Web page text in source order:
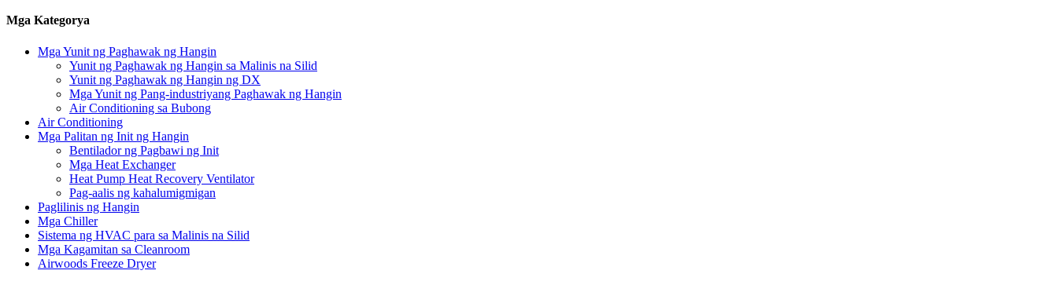
Mga Kategorya
Mga Yunit ng Paghawak ng Hangin
Yunit ng Paghawak ng Hangin sa Malinis na Silid
Yunit ng Paghawak ng Hangin ng DX
Mga Yunit ng Pang-industriyang Paghawak ng Hangin
Air Conditioning sa Bubong
Air Conditioning
Mga Palitan ng Init ng Hangin
Bentilador ng Pagbawi ng Init
Mga Heat Exchanger
Heat Pump Heat Recovery Ventilator
Pag-aalis ng kahalumigmigan
Paglilinis ng Hangin
Mga Chiller
Sistema ng HVAC para sa Malinis na Silid
Mga Kagamitan sa Cleanroom
Airwoods Freeze Dryer